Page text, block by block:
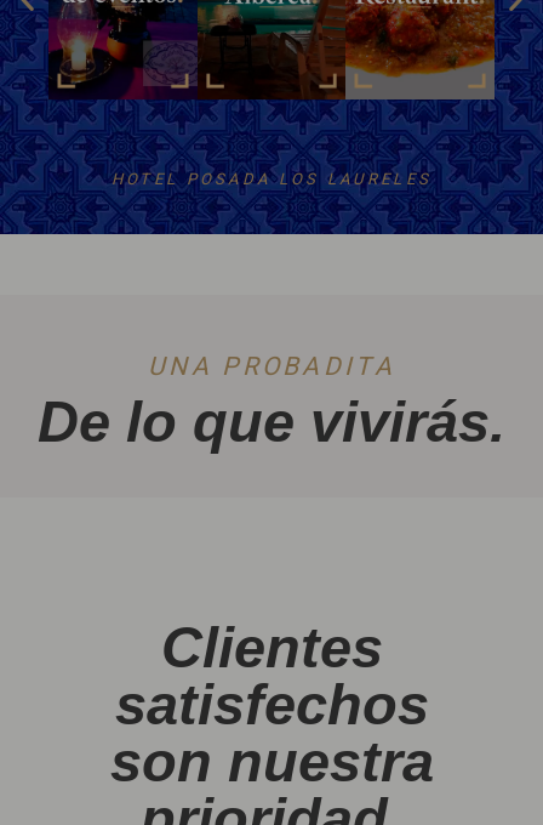
HOTEL POSADA LOS LAURELES
UNA PROBADITA
De lo que vivirás.
Clientes
satisfechos
son nuestra